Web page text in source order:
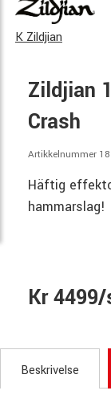
K Zildjian
Zildjian
Crash
Artikkelnummer
Häftig
hammarslag!
Kr
Beskrivelse